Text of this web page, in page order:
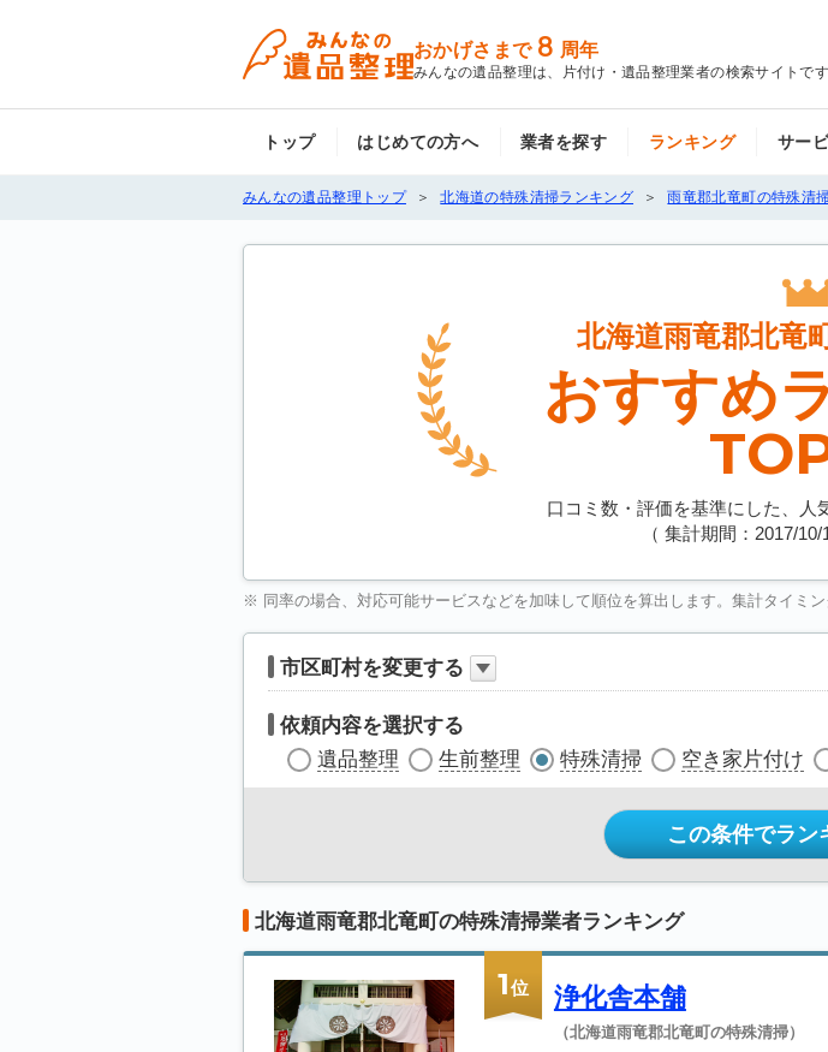
おかげさまで 8 周年
みんなの遺品整理は、片付け・遺品整理業者の検索サイトです
トップ はじめての方へ 業者を探す ランキング サー
みんなの遺品整理トップ 北海道の特殊清掃ランキング 雨竜郡北竜町の特殊清
北海道雨竜郡北竜
おすすめ
口コミ数・評価を基準にした、人
（ 集計期間：2017/10/
※ 同率の場合、対応可能サービスなどを加味して順位を算出します。集計タイミン
市区町村を変更する
依頼内容を選択する
遺品整理
生前整理 特殊清掃 空き家片付け
この条件でラン
北海道雨竜郡北竜町の特殊清掃業者ランキング
1位 浄化舎本舗
（北海道雨竜郡北竜町の特殊清掃）